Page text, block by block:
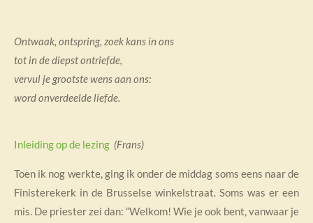
Ontwaak, ontspring, zoek kans in ons
tot in de diepst ontriefde,
vervul je grootste wens aan ons:
word onverdeelde liefde.
Inleiding op de lezing (Frans)
Toen ik nog werkte, ging ik onder de middag soms eens naar de
Finisterekerk in de Brusselse winkelstraat. Soms was er een
mis. De priester zei dan: “Welkom! Wie je ook bent, vanwaar je